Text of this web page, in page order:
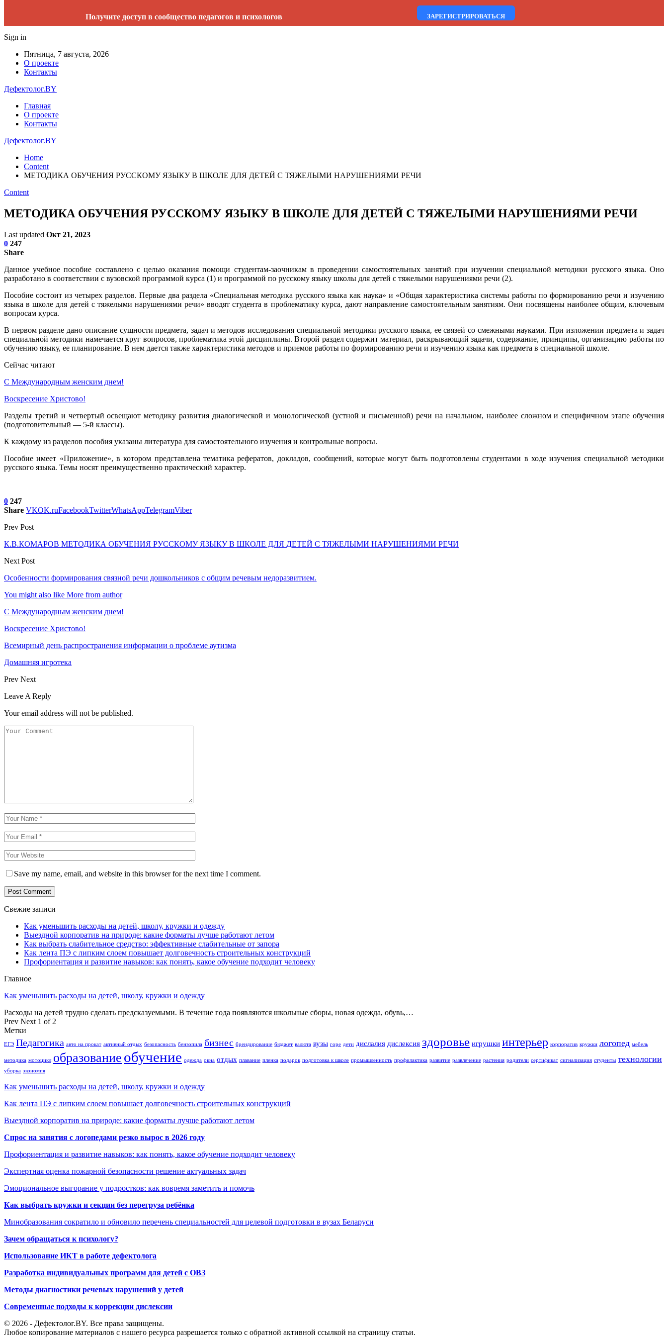
Получите доступ в сообщество педагогов и психологов ЗАРЕГИСТРИРОВАТЬСЯ
Sign in
Пятница, 7 августа, 2026
О проекте
Контакты
Дефектолог.BY
Главная
О проекте
Контакты
Дефектолог.BY
Home
Content
МЕТОДИКА ОБУЧЕНИЯ РУССКОМУ ЯЗЫКУ В ШКОЛЕ ДЛЯ ДЕТЕЙ С ТЯЖЕЛЫМИ НАРУШЕНИЯМИ РЕЧИ
Content
МЕТОДИКА ОБУЧЕНИЯ РУССКОМУ ЯЗЫКУ В ШКОЛЕ ДЛЯ ДЕТЕЙ С ТЯЖЕЛЫМИ НАРУШЕНИЯМИ РЕЧИ
Last updated Окт 21, 2023
0 247
Share
Данное учебное пособие составлено с целью оказания по­мощи студентам-заочникам в проведении самостоятельных за­нятий при изучении специальной методики русского языка. Оно
разработано в соответствии с вузовской программой курса (1) и программой по русскому языку школы для детей с тяжелыми нарушениями речи (2).
Пособие состоит из четырех разделов. Первые два раздела «Специальная методика русского языка как наука» и «Общая характеристика системы работы по формированию речи и изу­чению
языка в школе для детей с тяжелыми нарушениями речи» вводят студента в проблематику курса, дают направление са­мостоятельным занятиям. Они посвящены наиболее общим, ключевым
вопросам курса.
В первом разделе дано описание сущности предмета, задач и методов исследования специальной методики русского языка, ее связей со смежными науками. При изложении предмета и задач
специальной методики намечается круг вопросов, пробле­матика этой дисциплины. Второй раздел содержит материал, раскрывающий задачи, содержание, принципы, организацию ра­боты по
обучению языку, ее планирование. В нем дается также характеристика методов и приемов работы по формированию речи и изучению языка как предмета в специальной школе.
Сейчас читают
С Международным женским днем!
Воскресение Xристово!
Разделы третий и четвертый освещают методику развития диалогической и монологической (устной и письменной) речи на начальном, наиболее сложном и специфичном этапе обуче­ния
(подготовительный — 5-й классы).
К каждому из разделов пособия указаны литература для са­мостоятельного изучения и контрольные вопросы.
Пособие имеет «Приложение», в котором представлена тема­тика рефератов, докладов, сообщений, которые могут быть под­готовлены студентами в ходе изучения специальной методики
русского языка. Темы носят преимущественно практический ха­рактер.
0 247
Share VKOK.ruFacebookTwitterWhatsAppTelegramViber
Prev Post
К.В.КОМАРОВ МЕТОДИКА ОБУЧЕНИЯ РУССКОМУ ЯЗЫКУ В ШКОЛЕ ДЛЯ ДЕТЕЙ С ТЯЖЕЛЫМИ НАРУШЕНИЯМИ РЕЧИ
Next Post
Особенности формирования связной речи дошкольников с общим речевым недоразвитием.
You might also like More from author
С Международным женским днем!
Воскресение Xристово!
Всемирный день распространения информации о проблеме аутизма
Домашняя игротека
Prev Next
Leave A Reply
Your email address will not be published.
Save my name, email, and website in this browser for the next time I comment.
Свежие записи
Как уменьшить расходы на детей, школу, кружки и одежду
Выездной корпоратив на природе: какие форматы лучше работают летом
Как выбрать слабительное средство: эффективные слабительные от запора
Как лента ПЭ с липким слоем повышает долговечность строительных конструкций
Профориентация и развитие навыков: как понять, какое обучение подходит человеку
Главное
Как уменьшить расходы на детей, школу, кружки и одежду
Расходы на детей трудно сделать предсказуемыми. В течение года появляются школьные сборы, новая одежда, обувь,…
Prev Next 1 of 2
Метки
ЕГЭ Педагогика авто на прокат активный отдых безопасность бензопила бизнес брендирование бюджет валюта вузы горе дети дислалия дислексия здоровье игрушки интерьер корпоратив кружки логопед мебель
методика мотоцикл образование обучение одежда окна отдых плавание пленка подарок подготовка к школе промышленность профилактика развитие развлечение растения родители сертификат сигнализация студенты технологии
уборка экономия
Как уменьшить расходы на детей, школу, кружки и одежду
Как лента ПЭ с липким слоем повышает долговечность строительных конструкций
Выездной корпоратив на природе: какие форматы лучше работают летом
Спрос на занятия с логопедами резко вырос в 2026 году
Профориентация и развитие навыков: как понять, какое обучение подходит человеку
Экспертная оценка пожарной безопасности решение актуальных задач
Эмоциональное выгорание у подростков: как вовремя заметить и помочь
Как выбрать кружки и секции без перегруза ребёнка
Минобразования сократило и обновило перечень специальностей для целевой подготовки в вузах Беларуси
Зачем обращаться к психологу?
Использование ИКТ в работе дефектолога
Разработка индивидуальных программ для детей с ОВЗ
Методы диагностики речевых нарушений у детей
Современные подходы к коррекции дислексии
© 2026 - Дефектолог.BY. Все права защищены.
Любое копирование материалов с нашего ресурса разрешается только с обратной активной ссылкой на страницу статьи.